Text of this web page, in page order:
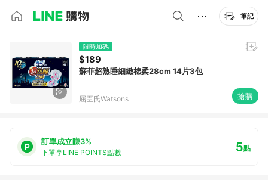
筆記
限時加碼
$189
蘇菲超熟睡細緻棉柔28cm 14片3包
屈臣氏Watsons 搶購
訂單成立賺3%
下單享LINE POINTS點數 5點